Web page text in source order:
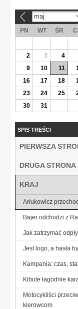
maj
PN WT ŚR
2
3 4
9
10 11
16
17 18
23
24 25
30
31
SPIS TREŚCI
PIERWSZA
DRUGA STRONA
KRAJ
Arłukowicz
Bajer odchodzi z
Jak zatrzymać
Jest logo, a hasła
Kampania: czas,
Kibole łagodnie
Motocykliści
kierowcom